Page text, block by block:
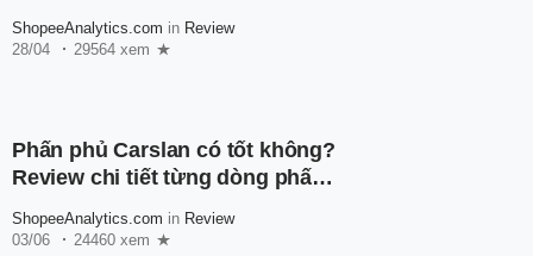
ShopeeAnalytics.com in Review
28/04
29564 xem
Phấn phủ Carslan có tốt không?
Review chi tiết từng dòng phấn
ShopeeAnalytics.com in Review
03/06
24460 xem